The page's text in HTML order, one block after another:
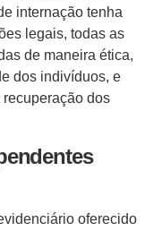
internação tenha
legais, todas as
de maneira ética,
dos indivíduos, e
dos
oferecido